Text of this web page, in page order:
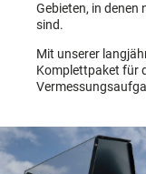
Gebieten, in denen
sind.
Mit unserer
Komplettpaket für